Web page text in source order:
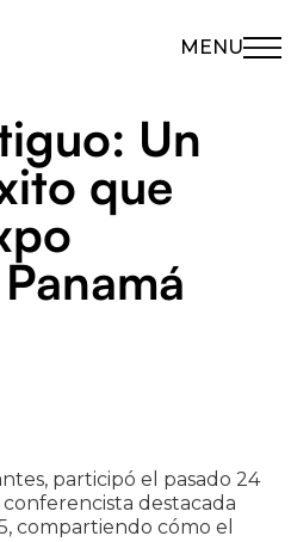
MENU
Un
que
participó el pasado 24
destacada
compartiendo cómo el